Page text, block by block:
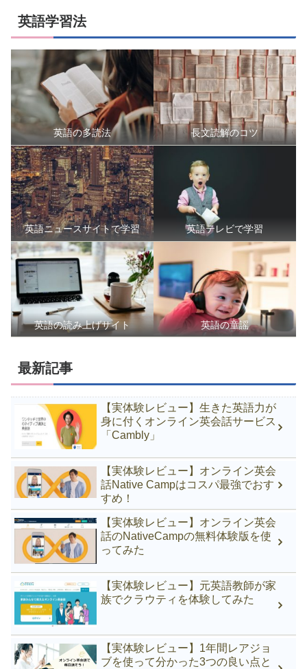
英語学習法
英語の多読法 長文読解のコツ
英語ニュースサイトで学習 英語テレビで学習
英語の読み上げサイト 英語の童謡
最新記事
【実体験レビュー】生きた英語力が
身に付くオンライン英会話サービス
「Cambly」
【実体験レビュー】オンライン英会
話Native Campはコスパ最強でおす
すめ！
【実体験レビュー】オンライン英会
話のNativeCampの無料体験版を使
ってみた
【実体験レビュー】元英語教師が家
族でクラウティを体験してみた
【実体験レビュー】1年間レアジョ
ブを使って分かった3つの良い点と